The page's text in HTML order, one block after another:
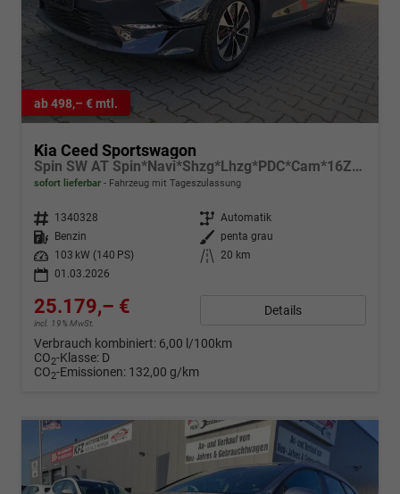
ab 498,– € mtl.
Kia Ceed Sportswagon
Spin SW AT Spin*Navi*Shzg*Lhzg*PDC*Cam*16Zoll
sofort lieferbar Fahrzeug mit Tageszulassung
Fahrzeugnr. 1340328 Getriebe Automatik
Kraftstoff
Benzin Außenfarbe
penta grau
Leistung
103 kW (140 PS) Kilometerstand
20 km
01.03.2026
25.179,– €
incl. 19% MwSt.
Details
Verbrauch kombiniert: 6,00 l/100km
CO2-Klasse: D
CO2-Emissionen: 132,00 g/km